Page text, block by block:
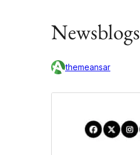
Newsblogs
themeansar